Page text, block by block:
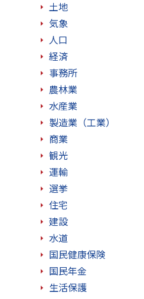
土地
気象
人口
経済
事務所
農林業
水産業
製造業（工業）
商業
観光
運輸
選挙
住宅
建設
水道
国民健康保険
国民年金
生活保護